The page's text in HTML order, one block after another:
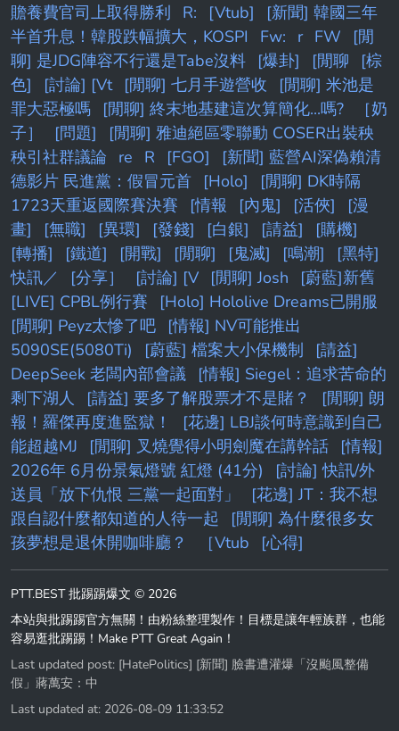
贍養費官司上取得勝利
R: [Vtub]
[新聞] 韓國三年
半首升息！韓股跌幅擴大，KOSPI
Fw: r FW
[閒
聊] 是JDG陣容不行還是Tabe沒料
[爆卦] [閒聊
[棕
色]
[討論] [Vt [閒聊] 七月手遊營收
[閒聊] 米池是
罪大惡極嗎
[閒聊] 終末地基建這次算簡化...嗎?
［奶
子］
[問題]
[閒聊] 雅迪絕區零聯動 COSER出裝秧
秧引社群議論
re R [FGO]
[新聞] 藍營AI深偽賴清
德影片 民進黨：假冒元首
[Holo]
[閒聊] DK時隔
1723天重返國際賽決賽
[情報 [內鬼] [活俠]
[漫
畫]
[無職] [異環] [發錢] [白銀] [請益]
[購機]
[轉播]
[鐵道] [開戰] [閒聊] [鬼滅] [鳴潮]
[黑特]
快訊／
[分享］ [討論] [V [閒聊] Josh
[蔚藍]新舊
[LIVE] CPBL例行賽
[Holo] Hololive Dreams已開服
[閒聊] Peyz太慘了吧
[情報] NV可能推出
5090SE(5080Ti)
[蔚藍] 檔案大小保機制
[請益]
DeepSeek 老闆內部會議
[情報] Siegel：追求苦命的
剩下湖人
[請益] 要多了解股票才不是賭？
[閒聊] 朗
報！羅傑再度進監獄！
[花邊] LBJ談何時意識到自己
能超越MJ
[閒聊] 叉燒覺得小明劍魔在講幹話
[情報]
2026年 6月份景氣燈號 紅燈 (41分)
[討論] 快訊/外
送員「放下仇恨 三黨一起面對」
[花邊] JT：我不想
跟自認什麼都知道的人待一起
[閒聊] 為什麼很多女
孩夢想是退休開咖啡廳？
［Vtub [心得]
PTT.BEST 批踢踢爆文 © 2026
本站與批踢踢官方無關！由粉絲整理製作！目標是讓年輕族群，也能
容易逛批踢踢！Make PTT Great Again！
Last updated post: [HatePolitics] [新聞] 臉書遭灌爆「沒颱風整備
假」蔣萬安：中
Last updated at: 2026-08-09 11:33:52